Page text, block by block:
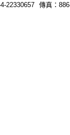
22330657 傳真：